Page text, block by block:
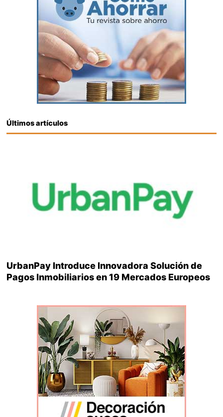
Últimos artículos
UrbanPay Introduce Innovadora Solución de
Pagos Inmobiliarios en 19 Mercados Europeos